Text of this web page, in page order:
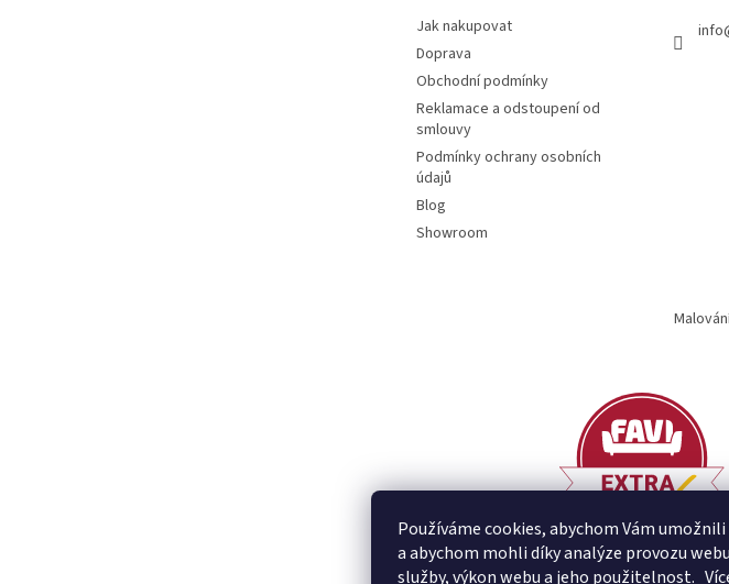
Používáme cookies, abychom Vám
a abychom mohli díky analýze provozu
služby, výkon webu a jeho použitelnost.
Jak nakupovat
Doprava
Obchodní podmínky
Reklamace a odstoupení od
smlouvy
Podmínky ochrany osobních
údajů
Blog
Showroom
info